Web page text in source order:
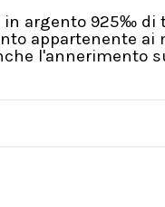
in argento
appartenente
l'annerimento